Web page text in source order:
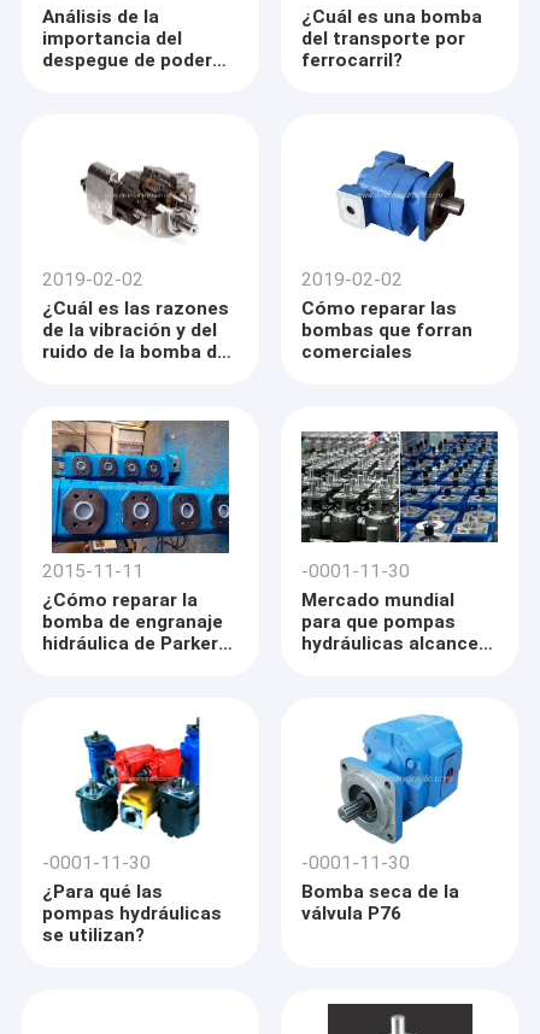
Análisis de la
importancia del
despegue de poder
¿Cuál es una bomba
del transporte por
ferrocarril?
2019-02-02
¿Cuál es las razones
de la vibración y del
ruido de la bomba de
2019-02-02
Cómo reparar las
bombas que forran
comerciales
2015-11-11
¿Cómo reparar la
bomba de engranaje
hidráulica de Parker
-0001-11-30
Mercado mundial
para que pompas
hydráulicas alcancen
-0001-11-30
¿Para qué las
pompas hydráulicas
se utilizan?
-0001-11-30
Bomba seca de la
válvula P76